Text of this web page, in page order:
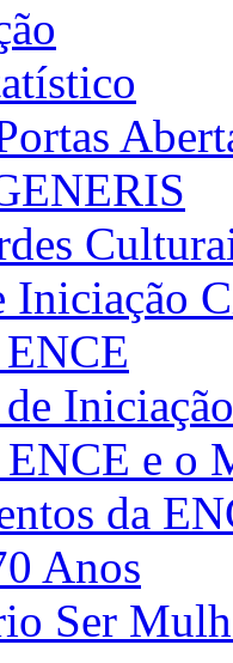
Iniciação
e o
da
Anos
Ser